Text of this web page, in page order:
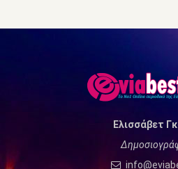
Ελισσάβετ